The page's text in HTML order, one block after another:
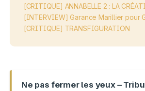
[CRITIQUE] ANNABELLE 2 : LA
[INTERVIEW] Garance Marillier pour
[CRITIQUE] TRANSFIGURATION
Ne pas fermer les yeux –